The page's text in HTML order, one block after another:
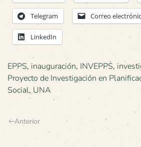
Telegram Correo
LinkedIn
EPPS, inauguración, INVEPPS,
Proyecto de Investigación en
Social, UNA
Anterior